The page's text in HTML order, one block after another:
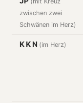
zwischen zwei
Schwänen im Herz)
K K N (im Herz)